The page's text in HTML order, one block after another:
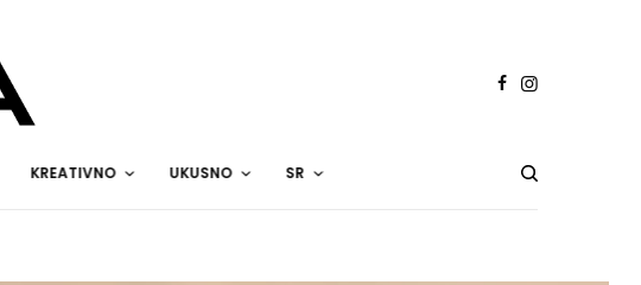
KREATIVNO UKUSNO SR